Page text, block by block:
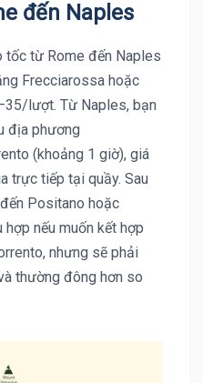
đến Naples
tốc từ Rome đến Naples
Frecciarossa hoặc
lượt. Từ Naples, bạn
địa phương
(khoảng 1 giờ), giá
trực tiếp tại quầy. Sau
Positano hoặc
nếu muốn kết hợp
nhưng sẽ phải
thường đông hơn so